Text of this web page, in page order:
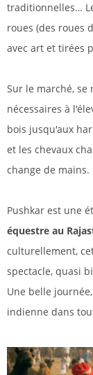
traditionnelles…
roues (des roues
avec art et tirées
Sur le marché, se
nécessaires à
bois jusqu'aux
et les chevaux
change de mains.
Pushkar est une
équestre au
culturellement,
spectacle, quasi
Une belle
indienne dans